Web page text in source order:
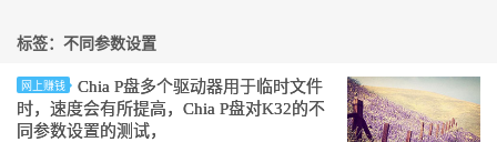
标签：不同参数设置
网上赚钱
Chia P盘多个驱动器用于临时文件
时，速度会有所提高，Chia P盘对K32的不
同参数设置的测试，